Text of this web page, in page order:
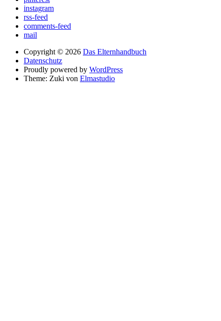
instagram
rss-feed
comments-feed
mail
Copyright © 2026 Das Elternhandbuch
Datenschutz
Proudly powered by WordPress
Theme: Zuki von Elmastudio